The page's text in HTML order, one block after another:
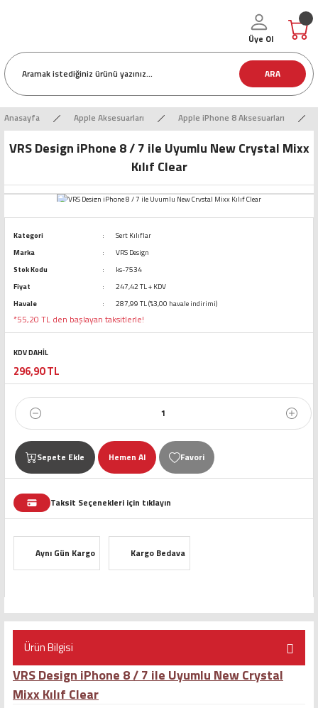
ARA
Üye Ol
Anasayfa Apple Aksesuarları Apple iPhone 8 Aksesuarları
VRS Design iPhone 8 / 7 ile Uyumlu New Crystal Mixx
Kılıf Clear
Kategori
Sert Kılıflar
Marka
VRS Design
Stok Kodu
ks-7534
Fiyat
247,42 TL + KDV
Havale
287,99 TL (%3,00 havale indirimi)
*55,20 TL den başlayan taksitlerle!
KDV DAHİL
296,90 TL
Sepete Ekle Hemen Al
Taksit Seçenekleri için tıklayın
Aynı Gün Kargo Kargo Bedava
Ürün Bilgisi
VRS Design iPhone 8 / 7 ile Uyumlu New Crystal
Mixx Kılıf Clear